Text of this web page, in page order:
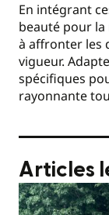
En intégrant
beauté pour
à affronter les
vigueur.
spécifiques
rayonnante
Articles